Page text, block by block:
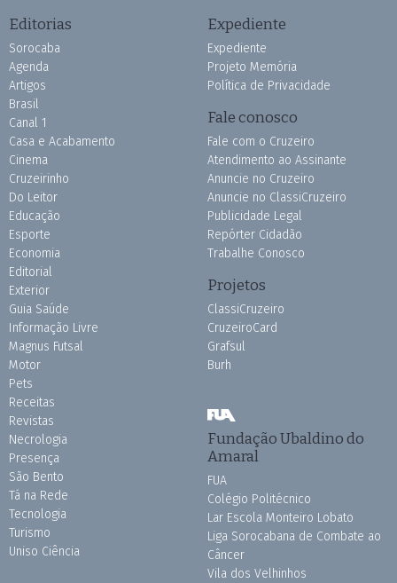
Editorias
Sorocaba
Agenda
Artigos
Brasil
Canal 1
Casa e Acabamento
Cinema
Cruzeirinho
Do Leitor
Educação
Esporte
Economia
Editorial
Exterior
Guia Saúde
Informação Livre
Magnus Futsal
Motor
Pets
Receitas
Revistas
Necrologia
Presença
São Bento
Tá na Rede
Tecnologia
Turismo
Uniso Ciência
Expediente
Expediente
Projeto Memória
Política de Privacidade
Fale conosco
Fale com o Cruzeiro
Atendimento ao Assinante
Anuncie no Cruzeiro
Anuncie no ClassiCruzeiro
Publicidade Legal
Repórter Cidadão
Trabalhe Conosco
Projetos
ClassiCruzeiro
CruzeiroCard
Grafsul
Burh
Fundação Ubaldino do
Amaral
FUA
Colégio Politécnico
Lar Escola Monteiro Lobato
Liga Sorocabana de Combate ao
Câncer
Vila dos Velhinhos